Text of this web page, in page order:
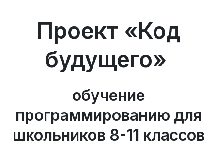
Проект «Код
будущего»
обучение
программированию для
школьников 8-11 классов